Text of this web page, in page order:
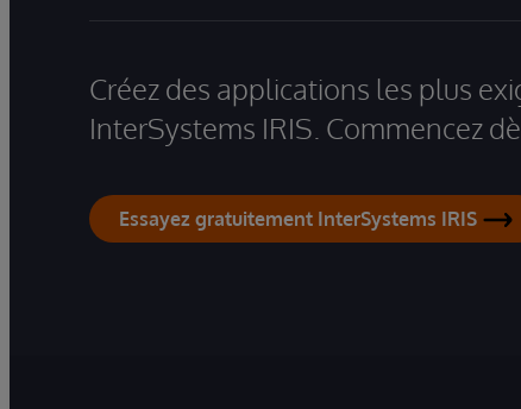
Créez des applications les plus
InterSystems IRIS. Commencez
Essayez gratuitement InterSystems IRIS